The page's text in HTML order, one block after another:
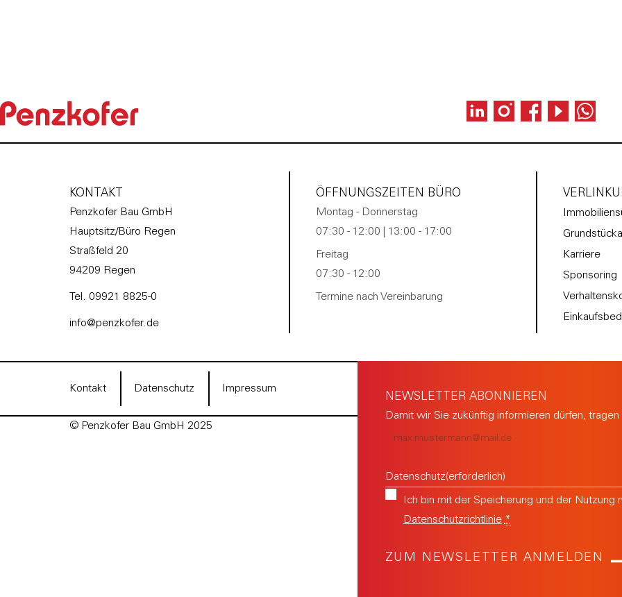
KONTAKT
Penzkofer Bau GmbH
Hauptsitz/Büro Regen
Straßfeld 20
94209 Regen
Tel. 09921 8825-0
info@penzkofer.de
ÖFFNUNGSZEITEN BÜRO
Montag - Donnerstag
07:30 - 12:00 | 13:00 - 17:00
Freitag
07:30 - 12:00
Termine nach Vereinbarung
Karriere
Sponsoring
Kontakt Datenschutz Impressum
© Penzkofer Bau GmbH 2025
NEWSLETTER ABONNIEREN
Damit wir Sie zukünftig informieren dürfen,
Datenschutz(erforderlich)
Ich bin mit der Speicherung und der
Datenschutzrichtlinie *